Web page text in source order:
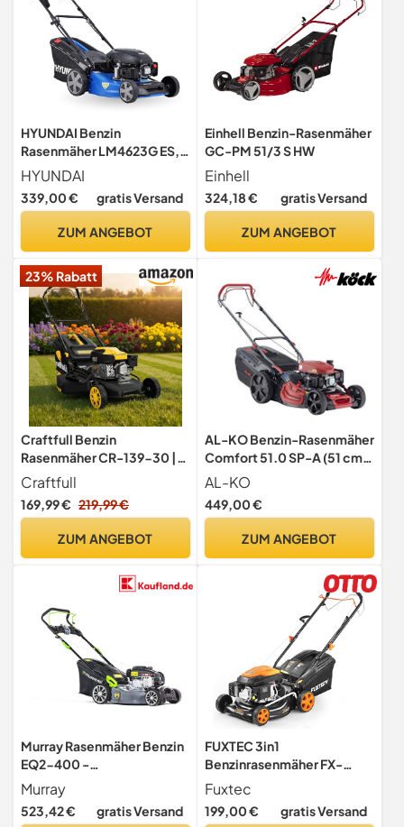
HYUNDAI Benzin
Rasenmäher LM4623G ES,
Radantrieb, E-Start,
Mulchfunktion, starker
3.9PS Motor mit 170cc, 46
Benzinmäher, Mulcher
HYUNDAI
339,00 € gratis Versand
ZUM ANGEBOT
Einhell Benzin-Rasenmäher
GC-PM 51/3 S HW
Einhell
324,18 € gratis Versand
ZUM ANGEBOT
23% Rabatt
Craftfull Benzin
Rasenmäher CR-139-30 |
2,9 KW 4 PS | 144 cm³ OHV
Motor | Benzinrasenmäher -
Mäher - Selbstfahrantrieb -
Stufen (CR-139-30 2,9 KW
Craftfull
169,99 € 219,99 €
ZUM ANGEBOT
AL-KO Benzin-Rasenmäher
Comfort 51.0 SP-A (51 cm
Schnittbreite, 2.1 kW
Motorleistung, Robustes
Stahlblechgehäuse,
Mulchfunktion,
Rasenflächen bis 1800 m²)
AL-KO
449,00 €
ZUM ANGEBOT
Murray Rasenmäher Benzin
EQ2-400 -
Selbstfahrender 2-in-1
Benzin-Rasenmäher, 46 cm
- 50L Grasfangkorb für
Murray
523,42 € gratis Versand
FUXTEC 3in1
Benzinrasenmäher FX-
RM4346, 42cm
Schnittbreite, 4-Takt
Hinterantrieb,
Fuxtec
199,00 € gratis Versand